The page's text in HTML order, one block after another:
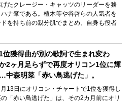
たクレージー・キャッツのリーダーを務
ナ肇である。植木等や谷啓らの人気者を
を持ち前の親分肌でまとめ、自身も役者
位獲得曲が別の歌詞で生まれ変わ
2ヶ月足らずで再度オリコン1位に輝
中森明菜「赤い鳥逃げた」。
13日にオリコン・チャートで1位を獲得し
「赤い鳥逃げた」は、その2カ月前にオリ